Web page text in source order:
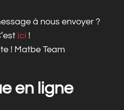
à nous envoyer ?
ici !
! Matbe Team
en ligne